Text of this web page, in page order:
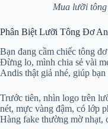
Mua lưỡi
Phân Biệt Lưỡi Tông Đơ
Bạn đang cầm chiếc tông
Đừng lo, mình chia sẻ vài
Andis thật giả nhé, giúp bạn
Trước tiên, nhìn logo trên
nét, mực vàng đậm, có lớp
Hàng fake thường mờ nhạt,